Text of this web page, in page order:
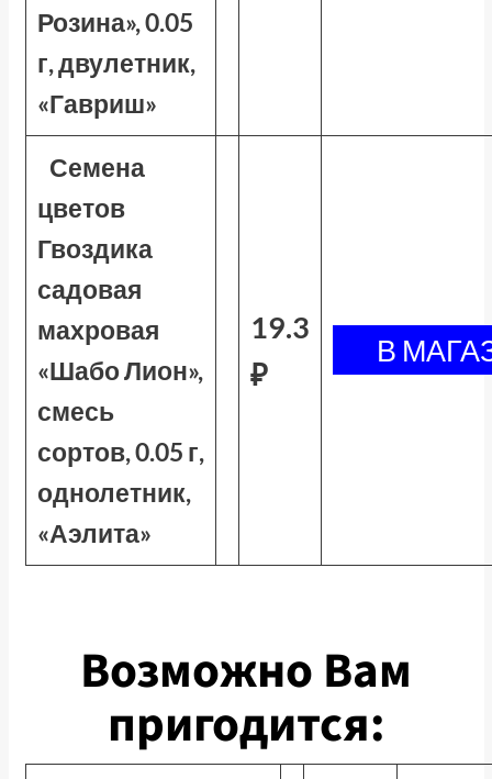
Розина», 0.05
г, двулетник,
«Гавриш»
Семена
цветов
Гвоздика
садовая
махровая
«Шабо Лион»,
смесь
сортов, 0.05 г,
однолетник,
«Аэлита»
19.3
₽
Возможно Вам
пригодится: